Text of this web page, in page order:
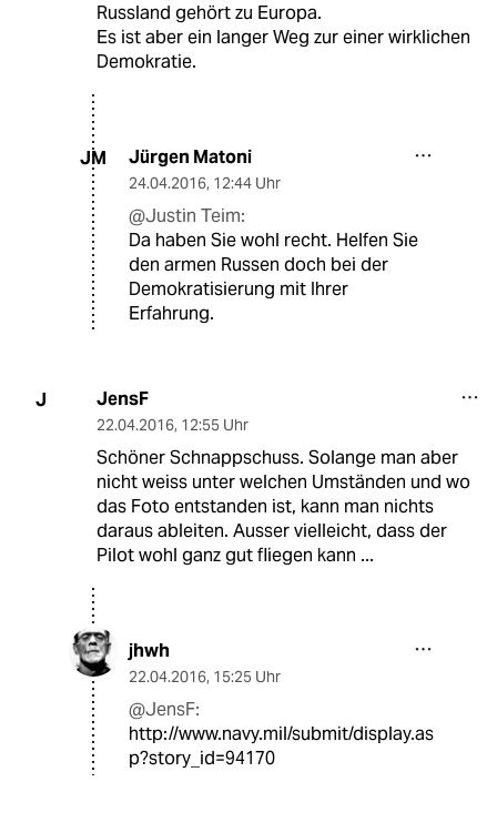
Russland gehört zu Europa.
Es ist aber ein langer Weg zur einer wirklichen
Demokratie.
JM Jürgen Matoni
24.04.2016, 12:44 Uhr
@Justin Teim:
Da haben Sie wohl recht. Helfen Sie
den armen Russen doch bei der
Demokratisierung mit Ihrer
Erfahrung.
J JensF
22.04.2016, 12:55 Uhr
Schöner Schnappschuss. Solange man aber
nicht weiss unter welchen Umständen und wo
das Foto entstanden ist, kann man nichts
daraus ableiten. Ausser vielleicht, dass der
Pilot wohl ganz gut fliegen kann ...
jhwh
22.04.2016, 15:25 Uhr
@JensF:
http://www.navy.mil/submit/display.as
p?story_id=94170